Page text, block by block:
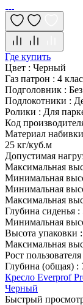
Где купить
Цвет : Черный
Газ патрон : 4
Подголовник :
Подлокотники :
Ролики : Для
Код
Материал набивки
25 кг/куб.м
Допустимая
Максимальная
Минимальная
Минимальная
Максимальная
Глубина сиденья :
Минимальная
Высота упаковки :
Максимальная
Рост пользователя
Глубина (общая) :
Кресло Everprof
Черный
Быстрый